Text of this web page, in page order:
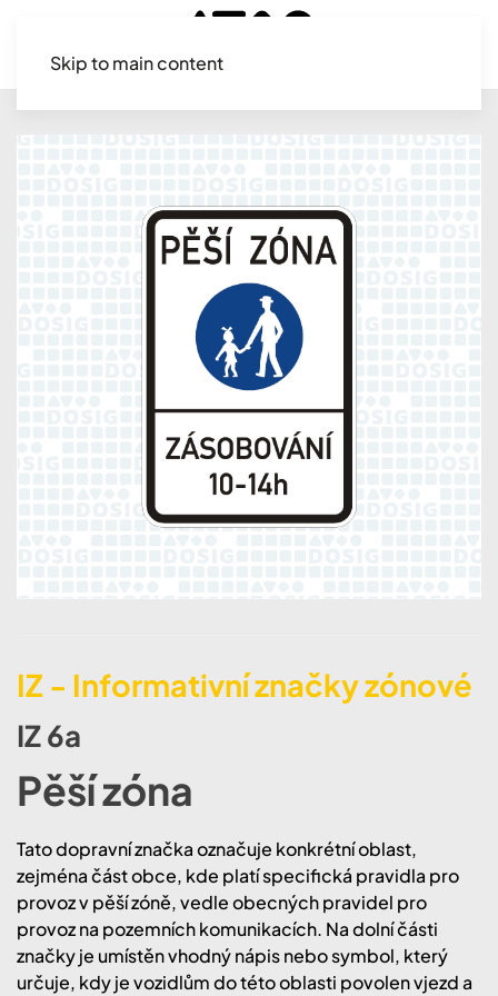
Skip to main content
IZ - Informativní značky zónové
IZ 6a
Pěší zóna
Tato dopravní značka označuje konkrétní oblast,
zejména část obce, kde platí specifická pravidla pro
provoz v pěší zóně, vedle obecných pravidel pro
provoz na pozemních komunikacích. Na dolní části
značky je umístěn vhodný nápis nebo symbol, který
určuje, kdy je vozidlům do této oblasti povolen vjezd a